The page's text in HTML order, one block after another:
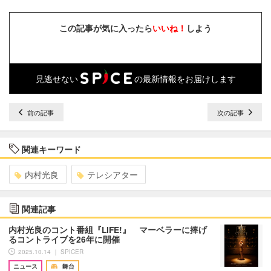
この記事が気に入ったらいいね！ しよう
見逃せない の最新情報をお届けします
前の記事 次の記事
関連キーワード
内村光良 テレシアター
関連記事
内村光良のコント番組『LIFE!』 マーベラーに捧げ
るコントライブを26年に開催
2025.10.14 ｜ SPICER
ニュース
舞台